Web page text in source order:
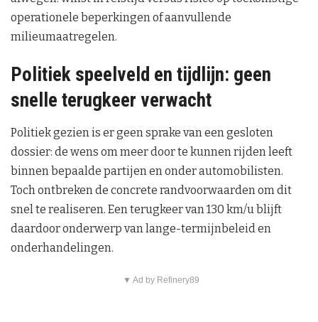
operationele beperkingen of aanvullende
milieumaatregelen.
Politiek speelveld en tijdlijn: geen
snelle terugkeer verwacht
Politiek gezien is er geen sprake van een gesloten
dossier: de wens om meer door te kunnen rijden leeft
binnen bepaalde partijen en onder automobilisten.
Toch ontbreken de concrete randvoorwaarden om dit
snel te realiseren. Een terugkeer van 130 km/u blijft
daardoor onderwerp van lange-termijnbeleid en
onderhandelingen.
▼ Ad by Refinery89